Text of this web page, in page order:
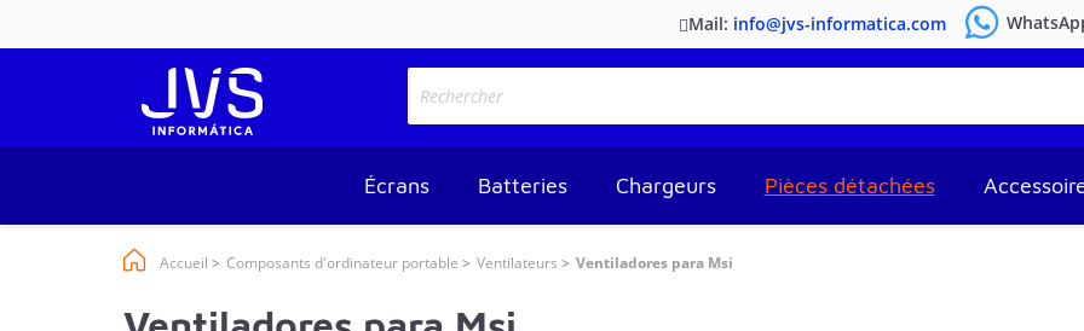
Mail: info@jvs-informatica.com
Écrans Batteries Chargeurs Pièces détachées
Accueil Composants d'ordinateur portable Ventilateurs Ventiladores para Msi